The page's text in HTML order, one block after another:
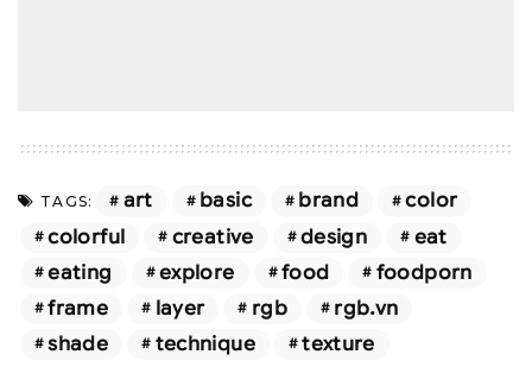
TAGS: art basic brand
color
colorful
creative design
eat
eating
explore food
foodporn
frame
layer rgb
rgb.vn
shade
technique texture